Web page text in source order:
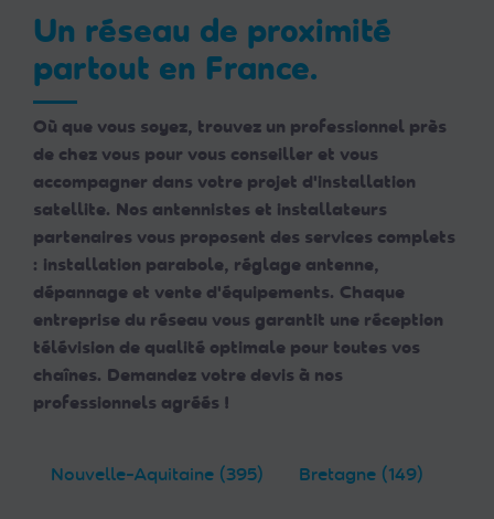
Un réseau de proximité
partout en France.
Où que vous soyez, trouvez un professionnel près
de chez vous pour vous conseiller et vous
accompagner dans votre projet d'installation
satellite. Nos antennistes et installateurs
partenaires vous proposent des services complets
: installation parabole, réglage antenne,
dépannage et vente d'équipements. Chaque
entreprise du réseau vous garantit une réception
télévision de qualité optimale pour toutes vos
chaînes. Demandez votre devis à nos
professionnels agréés !
Nouvelle-Aquitaine (395) Bretagne (149)